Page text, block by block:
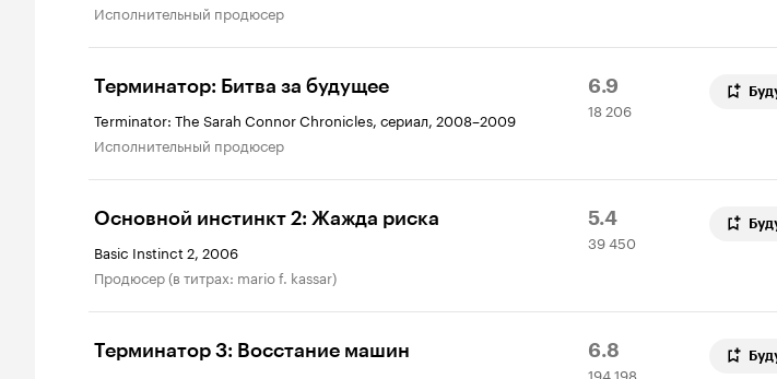
исполнительный продюсер
Терминатор: Битва за будущее
Terminator: The Sarah Connor Chronicles, сериал, 2008–2009
исполнительный продюсер
Рейтинг
Кинопоиска
6.9
18
206
18 206
Основной инстинкт 2: Жажда риска
Basic Instinct 2, 2006
продюсер (в титрах: mario f. kassar)
Рейтинг
Кинопоиска
5.4
39
450
39 450
Терминатор 3: Восстание машин
Рейтинг
6.8
194
194 198